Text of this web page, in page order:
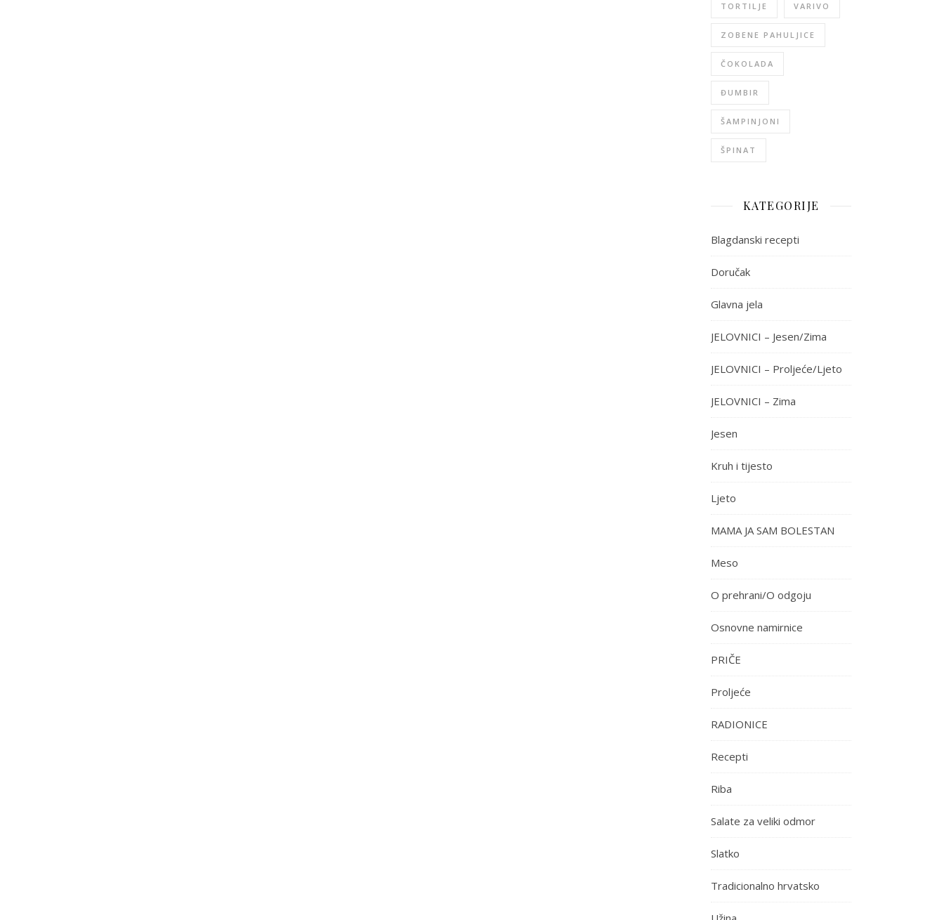
TORTILJE VARIVO
ZOBENE PAHULJICE
ČOKOLADA
ĐUMBIR
ŠAMPINJONI
ŠPINAT
KATEGORIJE
Blagdanski recepti
Doručak
Glavna jela
JELOVNICI – Jesen/Zima
JELOVNICI – Proljeće/Ljeto
JELOVNICI – Zima
Jesen
Kruh i tijesto
Ljeto
MAMA JA SAM BOLESTAN
Meso
O prehrani/O odgoju
Osnovne namirnice
PRIČE
Proljeće
RADIONICE
Recepti
Riba
Salate za veliki odmor
Slatko
Tradicionalno hrvatsko